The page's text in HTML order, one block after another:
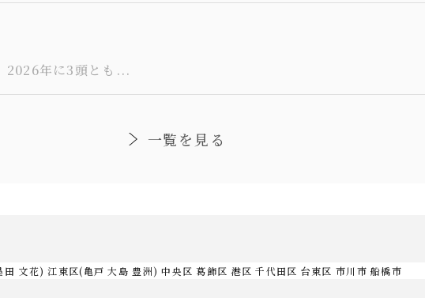
2026年に3頭とも...
一覧を見る
文花) 江東区(亀戸 大島 豊洲) 中央区 葛飾区 港区 千代田区 台東区 市川市 船橋市